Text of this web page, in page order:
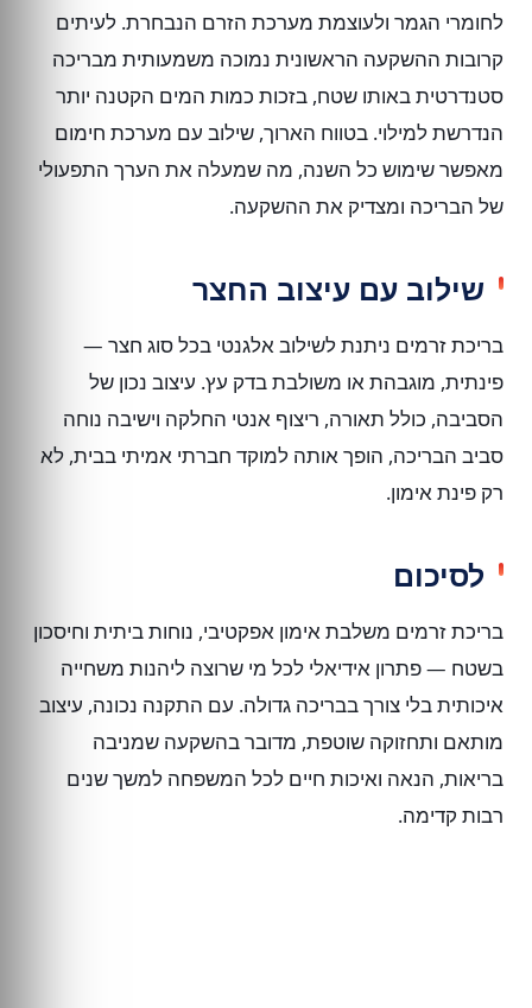
לחומרי הגמר ולעוצמת מערכת הזרם הנבחרת. לעיתים
קרובות ההשקעה הראשונית נמוכה משמעותית מבריכה
סטנדרטית באותו שטח, בזכות כמות המים הקטנה יותר
הנדרשת למילוי. בטווח הארוך, שילוב עם מערכת חימום
מאפשר שימוש כל השנה, מה שמעלה את הערך התפעולי
של הבריכה ומצדיק את ההשקעה.
שילוב עם עיצוב החצר
בריכת זרמים ניתנת לשילוב אלגנטי בכל סוג חצר —
פינתית, מוגבהת או משולבת בדק עץ. עיצוב נכון של
הסביבה, כולל תאורה, ריצוף אנטי החלקה וישיבה נוחה
סביב הבריכה, הופך אותה למוקד חברתי אמיתי בבית, לא
רק פינת אימון.
לסיכום
בריכת זרמים משלבת אימון אפקטיבי, נוחות ביתית וחיסכון
בשטח — פתרון אידיאלי לכל מי שרוצה ליהנות משחייה
איכותית בלי צורך בבריכה גדולה. עם התקנה נכונה, עיצוב
מותאם ותחזוקה שוטפת, מדובר בהשקעה שמניבה
בריאות, הנאה ואיכות חיים לכל המשפחה למשך שנים
רבות קדימה.